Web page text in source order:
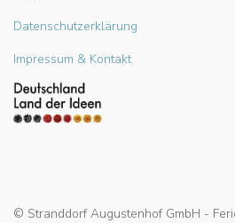
Datenschutzerklärung
Impressum & Kontakt
© Stranddorf Augustenhof GmbH -